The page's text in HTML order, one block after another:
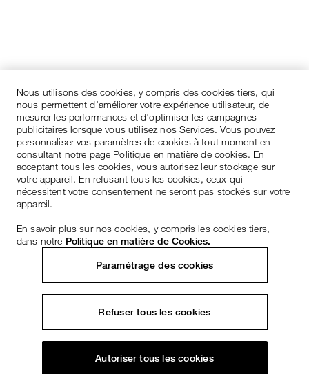
Nous utilisons des cookies, y compris des cookies tiers, qui
nous permettent d’améliorer votre expérience utilisateur, de
mesurer les performances et d’optimiser les campagnes
publicitaires lorsque vous utilisez nos Services. Vous pouvez
personnaliser vos paramètres de cookies à tout moment en
consultant notre page Politique en matière de cookies. En
acceptant tous les cookies, vous autorisez leur stockage sur
votre appareil. En refusant tous les cookies, ceux qui
nécessitent votre consentement ne seront pas stockés sur votre
appareil.
En savoir plus sur nos cookies, y compris les cookies tiers,
dans notre Politique en matière de Cookies.
Paramétrage des cookies
Refuser tous les cookies
Autoriser tous les cookies